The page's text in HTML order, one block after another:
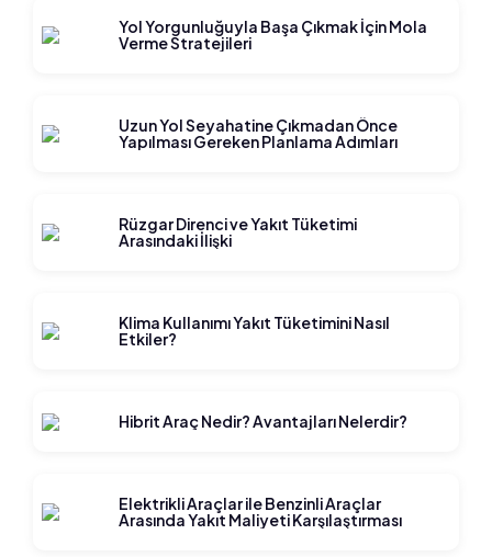
Yol Yorgunluğuyla Başa Çıkmak İçin Mola
Verme Stratejileri
Uzun Yol Seyahatine Çıkmadan Önce
Yapılması Gereken Planlama Adımları
Rüzgar Direnci ve Yakıt Tüketimi
Arasındaki İlişki
Klima Kullanımı Yakıt Tüketimini Nasıl
Etkiler?
Hibrit Araç Nedir? Avantajları Nelerdir?
Elektrikli Araçlar ile Benzinli Araçlar
Arasında Yakıt Maliyeti Karşılaştırması